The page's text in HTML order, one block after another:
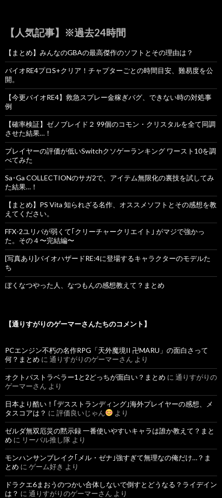
【人気記事】※過去24時間
【まとめ】みんなのGBAの最高傑作のソフトとその理由は？
バイオRE4プロS+クリア！チャプターごとの時間目安、難易度を公
開。
【今更バイオRE4】救急スプレー金稼ぎバグ、できない時の対処事
例
【確率検証】ゼノブレイド２ 99個のコモン・クリスタルを全て同調
させた結果…！
プレイヤーの評価が低いSwitchクソゲーランキング ワースト10を調
べてみた
Sa･Ga COLLECTIONのサガ2で、アイテム無限化の裏技を試してみ
た結果…！
【まとめ】PS Vita 知られざる名作、オススメソフトとその感想を教
えてください。
FFX-2ユリパが弱くて｢クリーチャークリエイト｣ がマジで強かっ
た。その４〜完結編〜
[写真あり]バイオハザードRE:4に登場するキャラクターのモデルた
ち
ぼくなつやった人、なつもんの感想教えて？まとめ
【通りすがりのゲーマーさんたちのコメント】
PCエンジン不朽の名作RPG「天外魔境II 卍MARU」の面白さって
何？まとめ に 通りすがりのゲーマーさん より
オクトパストラベラー1と2どっちが面白い？まとめ に 通りすがりの
ゲーマーさん より
日本より酷い！｢デスストランディング｣海外プレイヤーの感想、メ
タスコアは？ に 評価良いじゃん より
ゼルダ無双厄災の黙示録 一番使いやすいキャラは誰か教えて？まと
め に リーバル推し隊 より
モンハンサンブレイク｢メル・ゼナ｣強すぎて無理なの俺だけ…？ま
とめ に ゲーム好き より
ドラクエ6まおうのつかい合体しないで倒すとどうなる？ライデイン
は？ に 通りすがりのゲーマーさん より